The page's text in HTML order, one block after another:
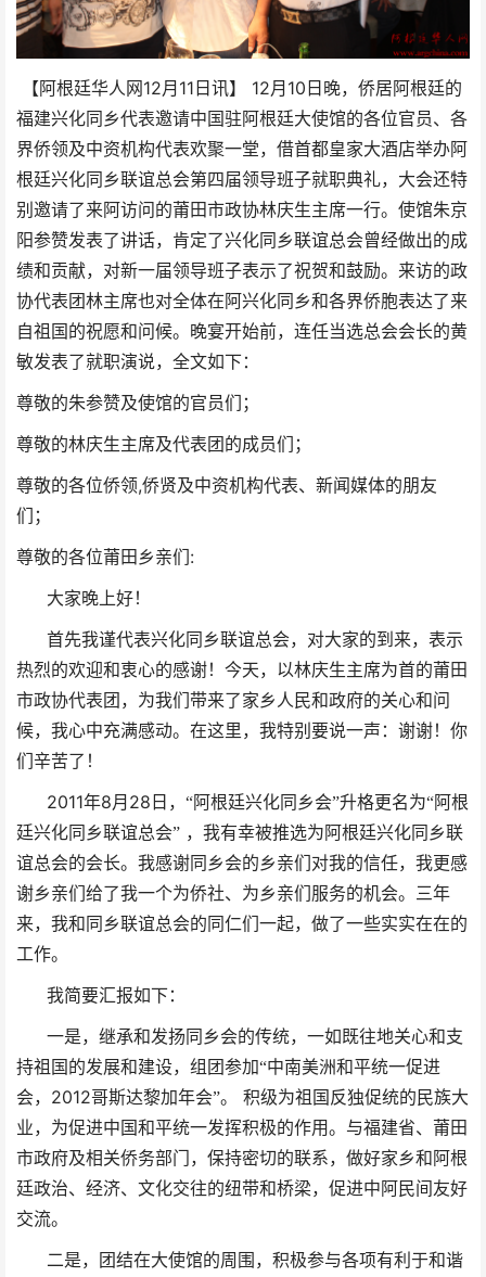
【阿根廷华人网 12月 11 日讯】 12月 10 日晚，侨居阿根廷的
福建兴化同乡代表邀请中国驻阿根廷大使馆的各位官员、各
界侨领及中资机构代表欢聚一堂，借首都皇家大酒店举办阿
根廷兴化同乡联谊总会第四届领导班子就职典礼，大会还特
别邀请了来阿访问的莆田市政协林庆生主席一行。使馆朱京
阳参赞发表了讲话，肯定了兴化同乡联谊总会曾经做出的成
绩和贡献，对新一届领导班子表示了祝贺和鼓励。来访的政
协代表团林主席也对全体在阿兴化同乡和各界侨胞表达了来
自祖国的祝愿和问候。
晚宴开始前，连任当选总会会长的黄
敏发表了就职演说，全文如下：
尊敬的朱参赞及使馆的官员们；
尊敬的林庆生主席及代表团的成员们；
尊敬的各位侨领,侨贤及中资机构代表、新闻媒体的朋友
们；
尊敬的各位莆田乡亲们 :
大家晚上好！
首先我谨代表兴化同乡联谊总会，对大家的到来，表示
热烈的欢迎和衷心的感谢！今天，以林庆生主席为首的莆田
市政协代表团，为我们带来了家乡人民和政府的关心和问
候，我心中充满感动。在这里，我特别要说一声：谢谢！你
们辛苦了！
2011年8月 28 日，“阿根廷兴化同乡会”升格更名为“阿根
廷兴化同乡联谊总会” ，我有幸被推选为阿根廷兴化同乡联
谊总会的会长。我感谢同乡会的乡亲们对我的信任，我更感
谢乡亲们给了我一个为侨社、为乡亲们服务的机会。三年
来，我和同乡联谊总会的同仁们一起，做了一些实实在在的
工作。
我简要汇报如下：
一是，继承和发扬同乡会的传统，一如既往地关心和支
持祖国的发展和建设，组团参加“中南美洲和平统一促进
会， 2012哥斯达黎加年会”。
积级为祖国反独促统的民族大
业，为促进中国和平统一发挥积极的作用。与福建省、莆田
市政府及相关侨务部门，保持密切的联系，做好家乡和阿根
廷政治、经济、文化交往的纽带和桥梁，促进中阿民间友好
交流。
二是，团结在大使馆的周围，积极参与各项有利于和谐